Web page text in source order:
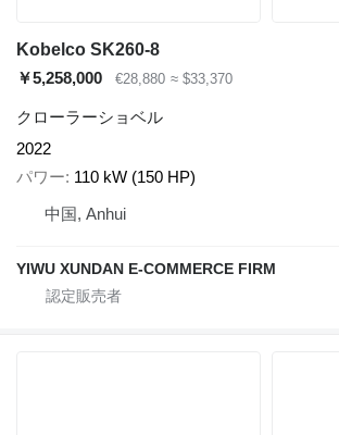
Kobelco SK260-8
￥5,258,000
€28,880 ≈ $33,370
クローラーショベル
2022
パワー 110 kW (150 HP)
中国, Anhui
YIWU XUNDAN E-COMMERCE FIRM